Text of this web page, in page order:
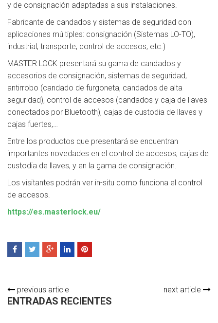
y de consignación adaptadas a sus instalaciones.
Fabricante de candados y sistemas de seguridad con
aplicaciones múltiples: consignación (Sistemas LO-TO),
industrial, transporte, control de accesos, etc.)
MASTER LOCK presentará su gama de candados y
accesorios de consignación, sistemas de seguridad,
antirrobo (candado de furgoneta, candados de alta
seguridad), control de accesos (candados y caja de llaves
conectados por Bluetooth), cajas de custodia de llaves y
cajas fuertes,…
Entre los productos que presentará se encuentran
importantes novedades en el control de accesos, cajas de
custodia de llaves, y en la gama de consignación.
Los visitantes podrán ver in-situ como funciona el control
de accesos.
https://es.masterlock.eu/
previous article next article
ENTRADAS RECIENTES